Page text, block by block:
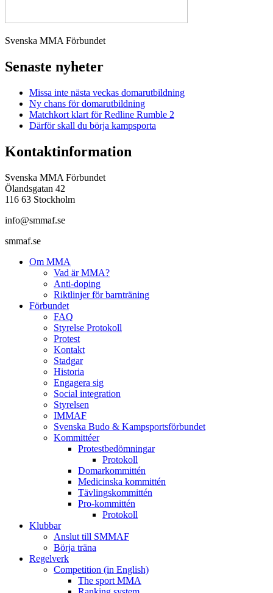
Svenska MMA Förbundet
Senaste nyheter
Missa inte nästa veckas domarutbildning
Ny chans för domarutbildning
Matchkort klart för Redline Rumble 2
Därför skall du börja kampsporta
Kontaktinformation
Svenska MMA Förbundet
Ölandsgatan 42
116 63 Stockholm
info@smmaf.se
smmaf.se
Om MMA
Vad är MMA?
Anti-doping
Riktlinjer för barnträning
Förbundet
FAQ
Styrelse Protokoll
Protest
Kontakt
Stadgar
Historia
Engagera sig
Social integration
Styrelsen
IMMAF
Svenska Budo & Kampsportsförbundet
Kommittéer
Protestbedömningar
Protokoll
Domarkommittén
Medicinska kommittén
Tävlingskommittén
Pro-kommittén
Protokoll
Klubbar
Anslut till SMMAF
Börja träna
Regelverk
Competition (in English)
The sport MMA